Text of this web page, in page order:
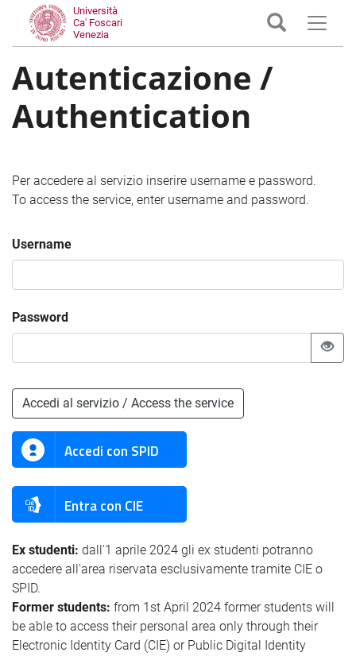
Università
Ca' Foscari
Venezia
Autenticazione /
Authentication
Per accedere al servizio inserire username e password.
To access the service, enter username and password.
Username
Password
Accedi al servizio / Access the service
Accedi con SPID
Entra con CIE
Ex studenti: dall'1 aprile 2024 gli ex studenti potranno
accedere all'area riservata esclusivamente tramite CIE o
SPID.
Former students: from 1st April 2024 former students will
be able to access their personal area only through their
Electronic Identity Card (CIE) or Public Digital Identity